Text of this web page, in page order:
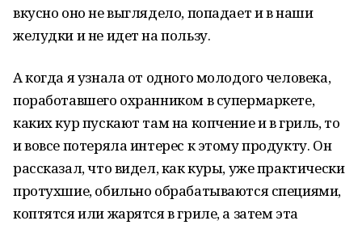
вкусно оно не выглядело, попадает и в наши
желудки и не идет на пользу.
А когда я узнала от одного молодого человека,
поработавшего охранником в супермаркете,
каких кур пускают там на копчение и в гриль, то
и вовсе потеряла интерес к этому продукту. Он
рассказал, что видел, как куры, уже практически
протухшие, обильно обрабатываются специями,
коптятся или жарятся в гриле, а затем эта